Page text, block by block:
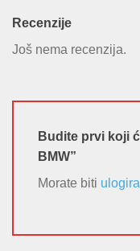
Recenzije
Još nema recenzija.
Budite prvi koji
BMW”
Morate biti